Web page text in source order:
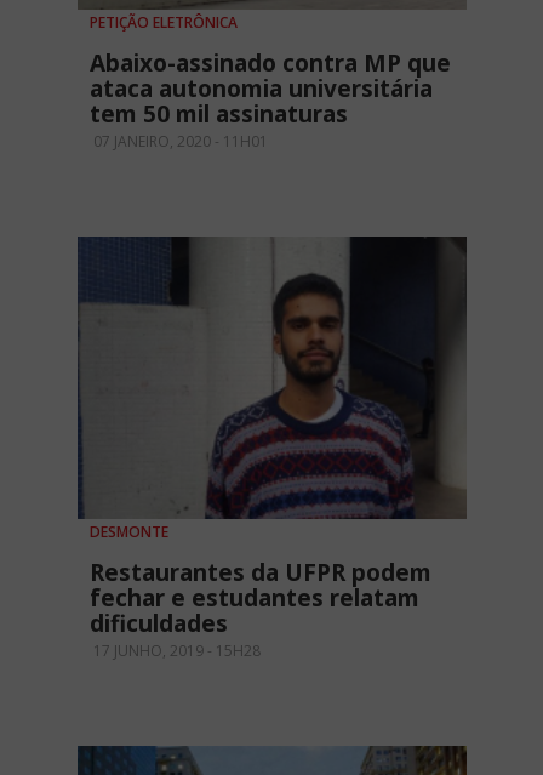
PETIÇÃO ELETRÔNICA
Abaixo-assinado contra MP que
ataca autonomia universitária
tem 50 mil assinaturas
07 JANEIRO, 2020 - 11H01
DESMONTE
Restaurantes da UFPR podem
fechar e estudantes relatam
dificuldades
17 JUNHO, 2019 - 15H28